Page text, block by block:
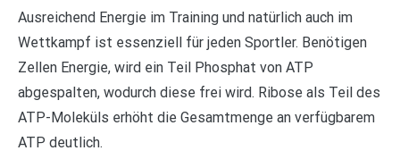
Ausreichend Energie im Training und natürlich auch im
Wettkampf ist essenziell für jeden Sportler. Benötigen
Zellen Energie, wird ein Teil Phosphat von ATP
abgespalten, wodurch diese frei wird. Ribose als Teil des
ATP-Moleküls erhöht die Gesamtmenge an verfügbarem
ATP deutlich.